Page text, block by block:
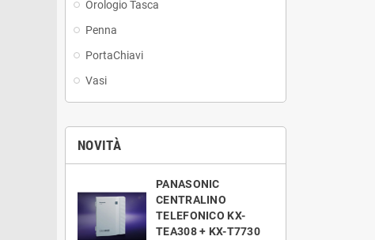
Orologio Tasca
Penna
PortaChiavi
Vasi
NOVITÀ
PANASONIC
CENTRALINO
TELEFONICO KX-
TEA308 + KX-T7730